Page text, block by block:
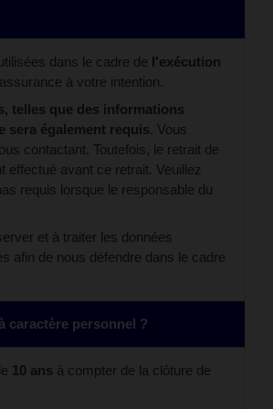
dans le cadre de l'exécution
à votre intention.
telles que des informations
sera également requis. Vous
contactant. Toutefois, le retrait de
effectué avant ce retrait. Veuillez
requis lorsque le responsable du
et à traiter les données
afin de nous défendre dans le cadre
caractère personnel ?
10 ans à compter de la clôture de